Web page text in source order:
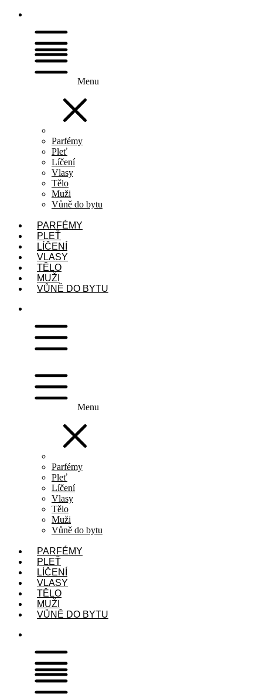
Menu
Parfémy
Pleť
Líčení
Vlasy
Tělo
Muži
Vůně do bytu
PARFÉMY
PLEŤ
LÍČENÍ
VLASY
TĚLO
MUŽI
VŮNĚ DO BYTU
Menu
Parfémy
Pleť
Líčení
Vlasy
Tělo
Muži
Vůně do bytu
PARFÉMY
PLEŤ
LÍČENÍ
VLASY
TĚLO
MUŽI
VŮNĚ DO BYTU